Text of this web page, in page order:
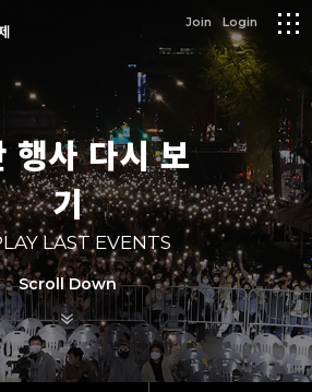
Join Login
행사 다시 보
기
LAST EVENTS
Scroll Down